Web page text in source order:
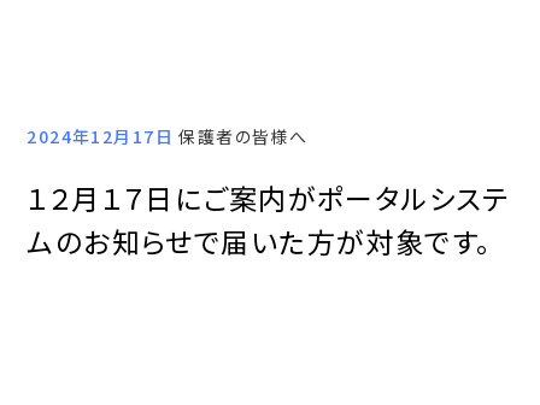
2024年12月17日保護者の皆様へ
１２月１７日 にご案内がポータルシステ
ムのお知らせで届いた方が対象です。